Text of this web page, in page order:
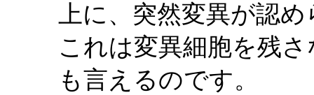
上に、突然変異が認
これは変異細胞を残
も言えるのです。